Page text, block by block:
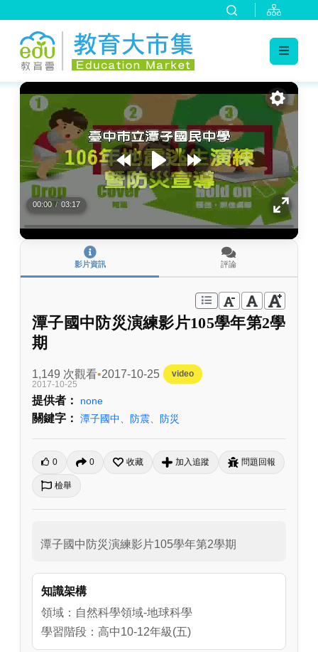
:::
00:00 / 03:17
影片資訊 評論
潭子國中防災演練影片105學年第2學
期
1,149 次觀看 2017-10-25
video
2017-10-25
提供者： none
關鍵字： 潭子國中 防震 防災
0 0 收藏 加入追蹤 問題回報
檢舉
潭子國中防災演練影片105學年第2學期
知識架構
領域：自然科學領域-地球科學
學習階段：高中10-12年級(五)